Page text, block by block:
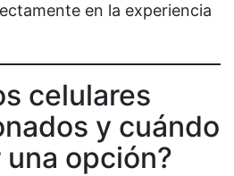
en la experiencia
celulares
y cuándo
opción?